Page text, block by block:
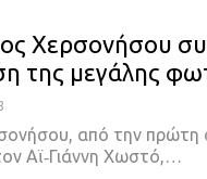
Χερσονήσου
της μεγάλης
από την πρώτη
Αϊ‑Γιάννη Χωστό,…